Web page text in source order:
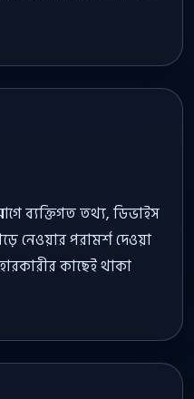
ব্যক্তিগত তথ্য, ডিভাইস
নেওয়ার পরামর্শ দেওয়া
কাছেই থাকা